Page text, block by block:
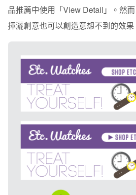
品推薦中使用「View Detail」。然
揮灑創意也可以創造意想不到的效果